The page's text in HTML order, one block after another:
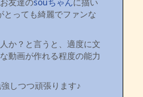
友達のsouちゃんに描い
とっても綺麗でファンな
か？と言うと、適度に文
動画が作れる程度の能力
しつつ頑張ります♪